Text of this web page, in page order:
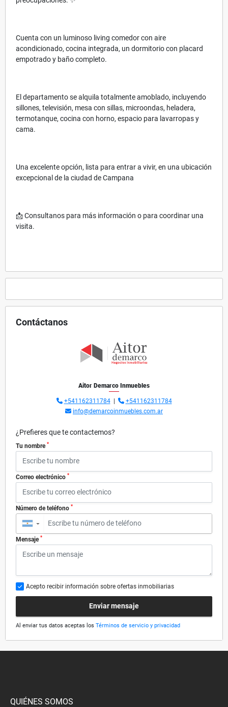
Cuenta con un luminoso living comedor con aire
acondicionado, cocina integrada, un dormitorio con placard
empotrado y baño completo.
El departamento se alquila totalmente amoblado, incluyendo
sillones, televisión, mesa con sillas, microondas, heladera,
termotanque, cocina con horno, espacio para lavarropas y
cama.
Una excelente opción, lista para entrar a vivir, en una ubicación
excepcional de la ciudad de Campana
📩 Consultanos para más información o para coordinar una
visita.
Contáctanos
Aitor Demarco Inmuebles
+541162311784|
+541162311784
info@demarcoinmuebles.com.ar
¿Prefieres que te contactemos?
Tu nombre *
Correo electrónico *
Número de teléfono *
▼
Mensaje *
Acepto recibir información sobre ofertas inmobiliarias
Enviar mensaje
Al enviar tus datos aceptas los Términos de servicio y privacidad
QUIÉNES SOMOS